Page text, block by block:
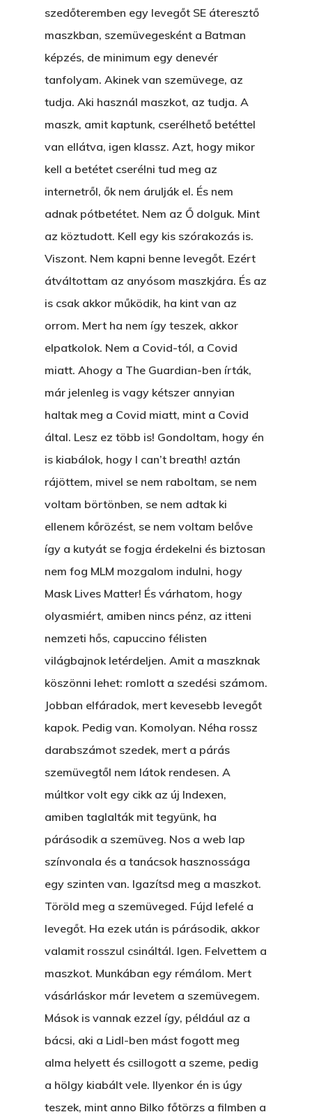
szedőteremben egy levegőt SE áteresztő
maszkban, szemüvegesként a Batman
képzés, de minimum egy denevér
tanfolyam. Akinek van szemüvege, az
tudja. Aki használ maszkot, az tudja. A
maszk, amit kaptunk, cserélhető betéttel
van ellátva, igen klassz. Azt, hogy mikor
kell a betétet cserélni tud meg az
internetről, ők nem árulják el. És nem
adnak pótbetétet. Nem az Ő dolguk. Mint
az köztudott. Kell egy kis szórakozás is.
Viszont. Nem kapni benne levegőt. Ezért
átváltottam az anyósom maszkjára. És az
is csak akkor működik, ha kint van az
orrom. Mert ha nem így teszek, akkor
elpatkolok. Nem a Covid-tól, a Covid
miatt. Ahogy a The Guardian-ben írták,
már jelenleg is vagy kétszer annyian
haltak meg a Covid miatt, mint a Covid
által. Lesz ez több is! Gondoltam, hogy én
is kiabálok, hogy I can’t breath! aztán
rájöttem, mivel se nem raboltam, se nem
voltam börtönben, se nem adtak ki
ellenem kőrözést, se nem voltam belőve
így a kutyát se fogja érdekelni és biztosan
nem fog MLM mozgalom indulni, hogy
Mask Lives Matter! És várhatom, hogy
olyasmiért, amiben nincs pénz, az itteni
nemzeti hős, capuccino félisten
világbajnok letérdeljen. Amit a maszknak
köszönni lehet: romlott a szedési számom.
Jobban elfáradok, mert kevesebb levegőt
kapok. Pedig van. Komolyan. Néha rossz
darabszámot szedek, mert a párás
szemüvegtől nem látok rendesen. A
múltkor volt egy cikk az új Indexen,
amiben taglalták mit tegyünk, ha
párásodik a szemüveg. Nos a web lap
színvonala és a tanácsok hasznossága
egy szinten van. Igazítsd meg a maszkot.
Töröld meg a szemüveged. Fújd lefelé a
levegőt. Ha ezek után is párásodik, akkor
valamit rosszul csináltál. Igen. Felvettem a
maszkot. Munkában egy rémálom. Mert
vásárláskor már levetem a szemüvegem.
Mások is vannak ezzel így, például az a
bácsi, aki a Lidl-ben mást fogott meg
alma helyett és csillogott a szeme, pedig
a hölgy kiabált vele. Ilyenkor én is úgy
teszek, mint anno Bilko főtörzs a filmben a
Ajándék – Karácsonyi
Történetek
EGY LAKTANYÁT,
A PESTIA
Akkor És Ott
Nem Szégyen Az
És Akkor A Balta
A Pitli
Pofád, Az Van!
Ment A Hűtlen
FELICITÁ
Betli
VOLT EGYSZER EGY
ÁRULÓ!
A Kaszinó
AZ IGAZI AJÁNDÉK
Egy Hitelt, Ödön?
ELMENT A VILLAMOS
GYERE VELEM
KÖNYVESBOLTBA,
A „BECSÜLETES”
Hogyan Tudta Feladni
Kartalherczeghy
Kapcsolat
Bakker Gyuri
Hírek
Wow Look At This!
This is an optional,
customizable off canvas
The Castle
Unit 345
2500 Castle Dr
Manhattan, NY